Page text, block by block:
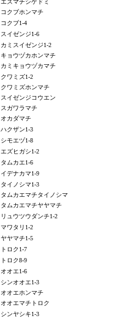
エズマチシゲドミ
コクブホンマチ
コクブ1-4
スイゼンジ1-6
カミスイゼンジ1-2
キョウヅカホンマチ
カミキョウヅカマチ
クワミズ1-2
クワミズホンマチ
スイゼンジコウエン
スガワラマチ
オカダマチ
ハクザン1-3
シモエヅ1-8
エズヒガシ1-2
タムカエ1-6
イデナカマ1-9
タイノシマ1-3
タムカエマチタイノシマ
タムカエマチヤヤマチ
リュウツウダンチ1-2
マワタリ1-2
ヤヤマチ1-5
トロク1-7
トロク8-9
オオエ1-6
シンオオエ1-3
オオエホンマチ
オオエマチトロク
シンヤシキ1-3